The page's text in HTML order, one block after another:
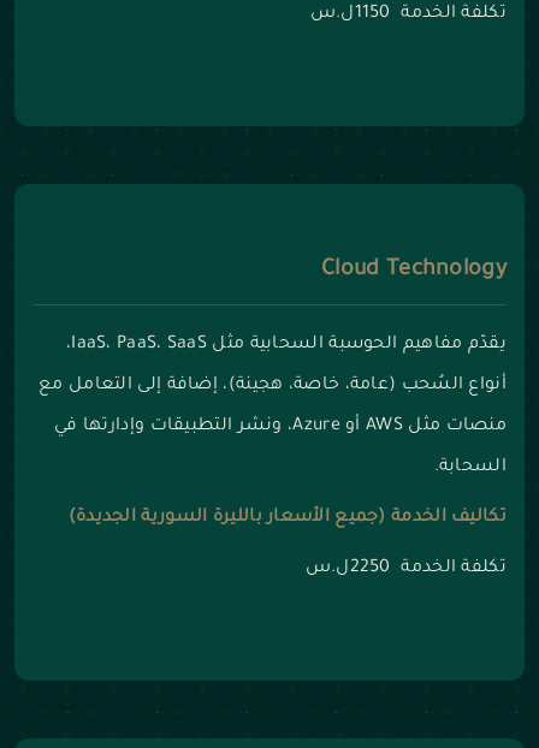
تكلفة الخدمة 1150ل.س
Cloud Technology
يقدّم مفاهيم الحوسبة السحابية مثل IaaS، PaaS، SaaS،
أنواع السُحب (عامة، خاصة، هجينة)، إضافة إلى التعامل مع
منصات مثل AWS أو Azure، ونشر التطبيقات وإدارتها في
السحابة.
تكاليف الخدمة (جميع الأسعار بالليرة السورية الجديدة)
تكلفة الخدمة 2250ل.س